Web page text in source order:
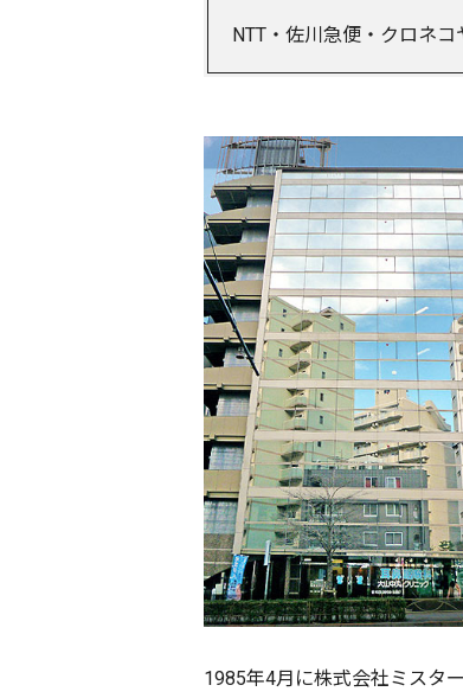
NTT・佐川急便・クロネ
1985年4月に株式会社ミスタ